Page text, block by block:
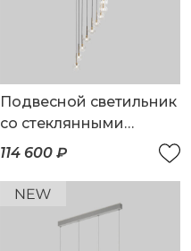
Подвесной светильник
со стеклянными
плафонами
114 600 ₽